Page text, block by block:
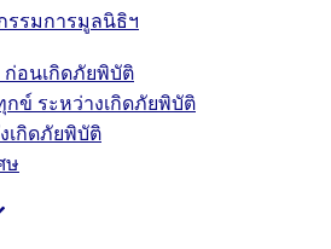
รมการมูลนิธิฯ
ก่อนเกิดภัยพิบัติ
กข์ ระหว่างเกิดภัยพิบัติ
เกิดภัยพิบัติ
ษ